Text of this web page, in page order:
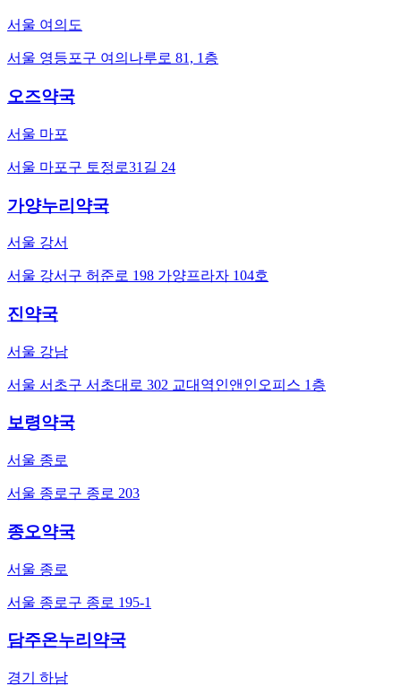
서울 여의도
서울 영등포구 여의나루로 81, 1층
오즈약국
서울 마포
서울 마포구 토정로31길 24
가양누리약국
서울 강서
서울 강서구 허준로 198 가양프라자 104호
진약국
서울 강남
서울 서초구 서초대로 302 교대역인앤인오피스 1층
보령약국
서울 종로
서울 종로구 종로 203
종오약국
서울 종로
서울 종로구 종로 195-1
담주온누리약국
경기 하남